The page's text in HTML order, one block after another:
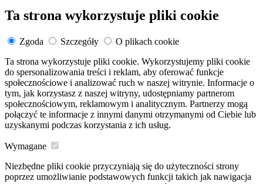
Ta strona wykorzystuje pliki cookie
Zgoda Szczegóły
O plikach cookie
Ta strona wykorzystuje pliki cookie. Wykorzystujemy pliki cookie
do spersonalizowania treści i reklam, aby oferować funkcje
społecznościowe i analizować ruch w naszej witrynie. Informacje o
tym, jak korzystasz z naszej witryny, udostępniamy partnerom
społecznościowym, reklamowym i analitycznym. Partnerzy mogą
połączyć te informacje z innymi danymi otrzymanymi od Ciebie lub
uzyskanymi podczas korzystania z ich usług.
Wymagane
Niezbędne pliki cookie przyczyniają się do użyteczności strony
poprzez umożliwianie podstawowych funkcji takich jak nawigacja